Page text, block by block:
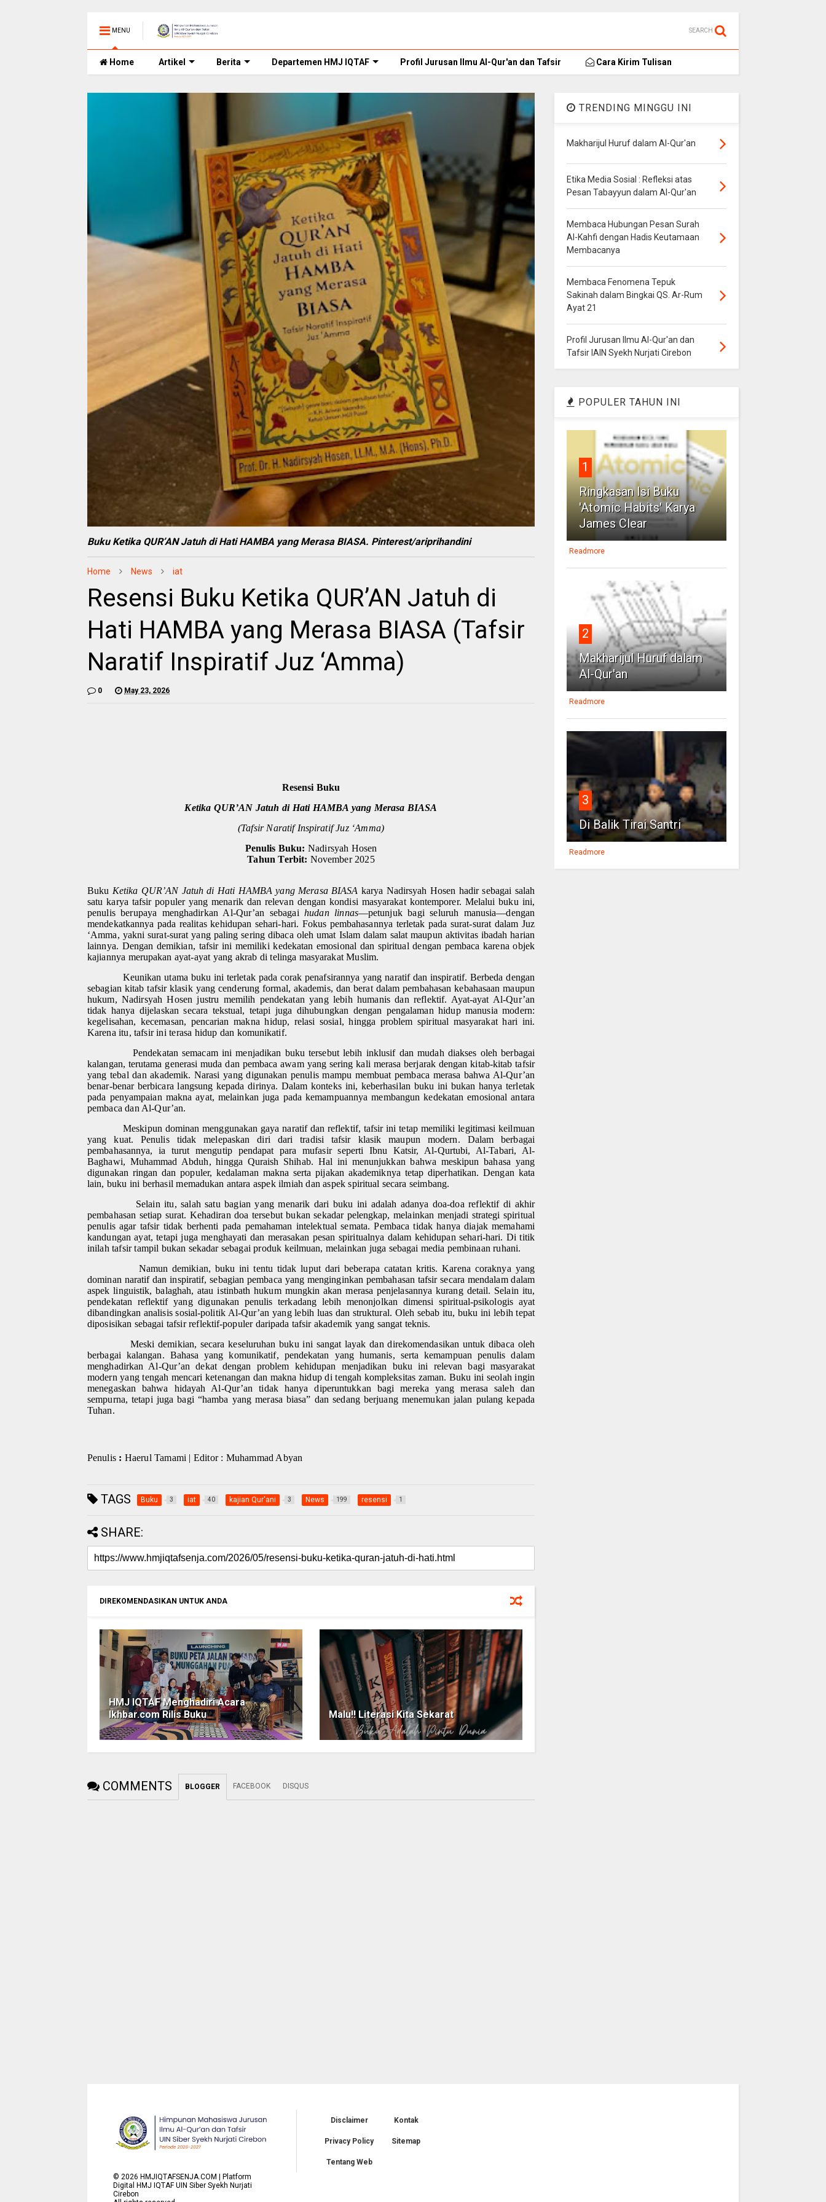
MENU SEARCH
Home Artikel Berita Departemen HMJ IQTAF Profil Jurusan Ilmu Al-Qur'an dan Tafsir Cara Kirim Tulisan
Buku Ketika QUR’AN Jatuh di Hati HAMBA yang Merasa BIASA. Pinterest/ariprihandini
Home News iat
Resensi Buku Ketika QUR’AN Jatuh di
Hati HAMBA yang Merasa BIASA (Tafsir
Naratif Inspiratif Juz ‘Amma)
0 May 23, 2026
Resensi Buku
Ketika QUR’AN Jatuh di Hati HAMBA yang Merasa BIASA
(Tafsir Naratif Inspiratif Juz ‘Amma)
Penulis Buku: Nadirsyah Hosen
Tahun Terbit: November 2025
Buku Ketika QUR’AN Jatuh di Hati HAMBA yang Merasa BIASA karya Nadirsyah Hosen hadir sebagai salah
satu karya tafsir populer yang menarik dan relevan dengan kondisi masyarakat kontemporer. Melalui buku ini,
penulis berupaya menghadirkan Al-Qur’an sebagaihudan linnas—petunjuk bagi seluruh manusia—dengan
mendekatkannya pada realitas kehidupan sehari-hari. Fokus pembahasannya terletak pada surat-surat dalam Juz
‘Amma, yakni surat-surat yang paling sering dibaca oleh umat Islam dalam salat maupun aktivitas ibadah harian
lainnya. Dengan demikian, tafsir ini memiliki kedekatan emosional dan spiritual dengan pembaca karena objek
kajiannya merupakan ayat-ayat yang akrab di telinga masyarakat Muslim.
Keunikan utama buku ini terletak pada corak penafsirannya yang naratif dan inspiratif. Berbeda dengan
sebagian kitab tafsir klasik yang cenderung formal, akademis, dan berat dalam pembahasan kebahasaan maupun
hukum, Nadirsyah Hosen justru memilih pendekatan yang lebih humanis dan reflektif. Ayat-ayat Al-Qur’an
tidak hanya dijelaskan secara tekstual, tetapi juga dihubungkan dengan pengalaman hidup manusia modern:
kegelisahan, kecemasan, pencarian makna hidup, relasi sosial, hingga problem spiritual masyarakat hari ini.
Karena itu, tafsir ini terasa hidup dan komunikatif.
Pendekatan semacam ini menjadikan buku tersebut lebih inklusif dan mudah diakses oleh berbagai
kalangan, terutama generasi muda dan pembaca awam yang sering kali merasa berjarak dengan kitab-kitab tafsir
yang tebal dan akademik. Narasi yang digunakan penulis mampu membuat pembaca merasa bahwa Al-Qur’an
benar-benar berbicara langsung kepada dirinya. Dalam konteks ini, keberhasilan buku ini bukan hanya terletak
pada penyampaian makna ayat, melainkan juga pada kemampuannya membangun kedekatan emosional antara
pembaca dan Al-Qur’an.
Meskipun dominan menggunakan gaya naratif dan reflektif, tafsir ini tetap memiliki legitimasi keilmuan
yang kuat. Penulis tidak melepaskan diri dari tradisi tafsir klasik maupun modern. Dalam berbagai
pembahasannya, ia turut mengutip pendapat para mufasir seperti Ibnu Katsir, Al-Qurtubi, Al-Tabari, Al-
Baghawi, Muhammad Abduh, hingga Quraish Shihab. Hal ini menunjukkan bahwa meskipun bahasa yang
digunakan ringan dan populer, kedalaman makna serta pijakan akademiknya tetap diperhatikan. Dengan kata
lain, buku ini berhasil memadukan antara aspek ilmiah dan aspek spiritual secara seimbang.
Selain itu, salah satu bagian yang menarik dari buku ini adalah adanya doa-doa reflektif di akhir
pembahasan setiap surat. Kehadiran doa tersebut bukan sekadar pelengkap, melainkan menjadi strategi spiritual
penulis agar tafsir tidak berhenti pada pemahaman intelektual semata. Pembaca tidak hanya diajak memahami
kandungan ayat, tetapi juga menghayati dan merasakan pesan spiritualnya dalam kehidupan sehari-hari. Di titik
inilah tafsir tampil bukan sekadar sebagai produk keilmuan, melainkan juga sebagai media pembinaan ruhani.
Namun demikian, buku ini tentu tidak luput dari beberapa catatan kritis. Karena coraknya yang
dominan naratif dan inspiratif, sebagian pembaca yang menginginkan pembahasan tafsir secara mendalam dalam
aspek linguistik, balaghah, atau istinbath hukum mungkin akan merasa penjelasannya kurang detail. Selain itu,
pendekatan reflektif yang digunakan penulis terkadang lebih menonjolkan dimensi spiritual-psikologis ayat
dibandingkan analisis sosial-politik Al-Qur’an yang lebih luas dan struktural. Oleh sebab itu, buku ini lebih tepat
diposisikan sebagai tafsir reflektif-populer daripada tafsir akademik yang sangat teknis.
Meski demikian, secara keseluruhan buku ini sangat layak dan direkomendasikan untuk dibaca oleh
berbagai kalangan. Bahasa yang komunikatif, pendekatan yang humanis, serta kemampuan penulis dalam
menghadirkan Al-Qur’an dekat dengan problem kehidupan menjadikan buku ini relevan bagi masyarakat
modern yang tengah mencari ketenangan dan makna hidup di tengah kompleksitas zaman. Buku ini seolah ingin
menegaskan bahwa hidayah Al-Qur’an tidak hanya diperuntukkan bagi mereka yang merasa saleh dan
sempurna, tetapi juga bagi “hamba yang merasa biasa” dan sedang berjuang menemukan jalan pulang kepada
Tuhan.
Penulis:Haerul Tamami | Editor : Muhammad Abyan
TAGS Buku 3 iat 40 kajian Qur'ani 3 News 199 resensi 1
SHARE:
DIREKOMENDASIKAN UNTUK ANDA
HMJ IQTAF Menghadiri Acara
Ikhbar.com Rilis Buku
Malu!! Literasi Kita Sekarat
COMMENTS BLOGGER FACEBOOK DISQUS
TRENDING MINGGU INI
Makharijul Huruf dalam Al-Qur'an
Etika Media Sosial : Refleksi atas
Pesan Tabayyun dalam Al-Qur'an
Membaca Hubungan Pesan Surah
Al-Kahfi dengan Hadis Keutamaan
Membacanya
Membaca Fenomena Tepuk
Sakinah dalam Bingkai QS. Ar-Rum
Ayat 21
Profil Jurusan Ilmu Al-Qur'an dan
Tafsir IAIN Syekh Nurjati Cirebon
POPULER TAHUN INI
1
Ringkasan Isi Buku
'Atomic Habits' Karya
James Clear
Readmore
2
Makharijul Huruf dalam
Al-Qur'an
Readmore
3
Di Balik Tirai Santri
Readmore
©2026 HMJIQTAFSENJA.COM | Platform
Digital HMJ IQTAF UIN Siber Syekh Nurjati
Cirebon
Disclaimer Kontak
Privacy Policy Sitemap
Tentang Web